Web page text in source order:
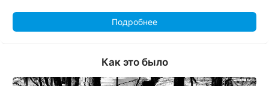
Подробнее
Как это было